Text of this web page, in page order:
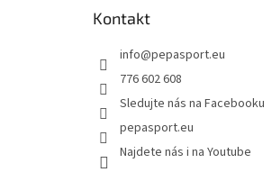
Kontakt
info@pepasport.eu
776 602 608
Sledujte nás na Facebooku
pepasport.eu
Najdete nás i na Youtube